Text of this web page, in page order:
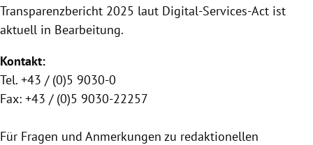
Transparenzbericht 2025 laut Digital-Services-Act ist
aktuell in Bearbeitung.
Kontakt:
Tel. +43 / (0)5 9030-0
Fax: +43 / (0)5 9030-22257
Für Fragen und Anmerkungen zu redaktionellen